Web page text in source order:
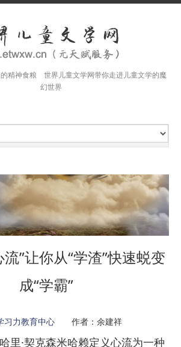
精神食粮 世界儿童文学网带你走进儿童文学的魔
幻世界
”让你从“学渣”快速蜕变
成“学霸”
习力教育中心 作者：余建祥
·契克森米哈赖定义心流为一种